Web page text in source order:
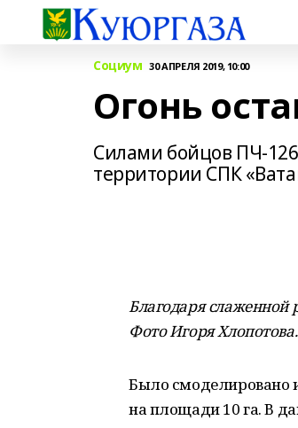
Социум 30 АПРЕЛЯ 2019, 10:00
Огонь
Силами бойцов ПЧ-
территории СПК
Благодаря слаженной
Фото Игоря Хлопотова.
Было смоделировано
на площади 10 га. В